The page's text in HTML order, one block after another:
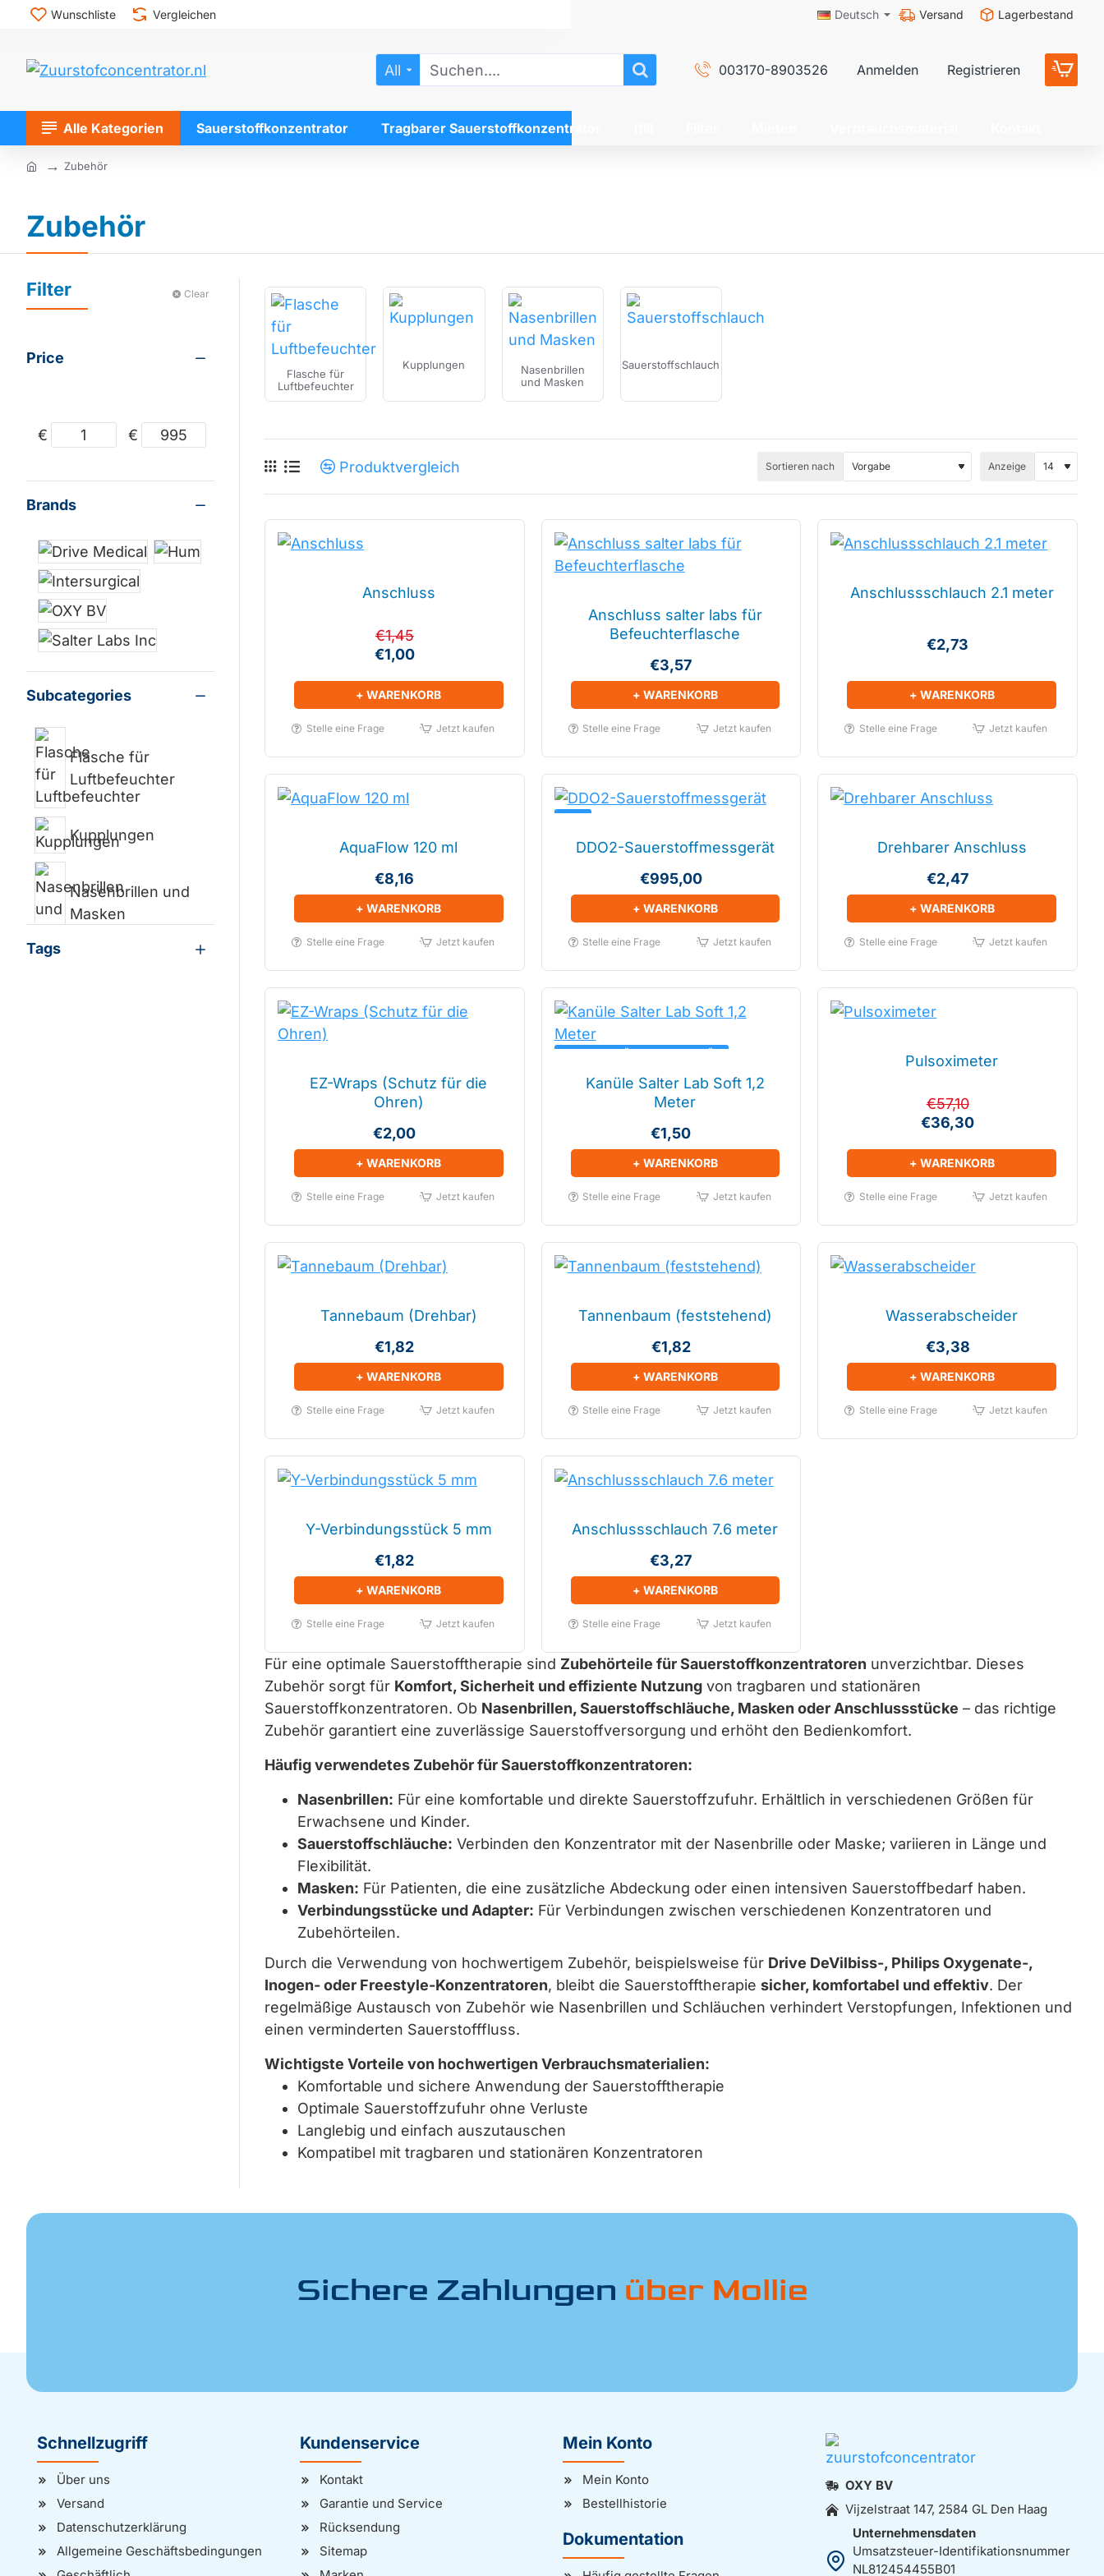
Wunschliste Vergleichen Deutsch Versand Lagerbestand
All
Suchen....
003170-8903526 Anmelden Registrieren
Alle Kategorien Sauerstoffkonzentrator Tragbarer Sauerstoffkonzentrator
Zubehör
Zubehör
Filter Clear
Price
€ €
Brands
Subcategories
Flasche für
Luftbefeuchter
Kupplungen
Nasenbrillen und
Masken
Tags
Für eine optimale Sauerstofftherapie sind Zubehörteile für Sauerstoffkonzentratoren unverzichtbar. Dieses
Zubehör sorgt für Komfort, Sicherheit und effiziente Nutzung von tragbaren und stationären
Sauerstoffkonzentratoren. Ob Nasenbrillen, Sauerstoffschläuche, Masken oder Anschlussstücke – das richtige
Zubehör garantiert eine zuverlässige Sauerstoffversorgung und erhöht den Bedienkomfort.
Häufig verwendetes Zubehör für Sauerstoffkonzentratoren:
Nasenbrillen: Für eine komfortable und direkte Sauerstoffzufuhr. Erhältlich in verschiedenen Größen für
Erwachsene und Kinder.
Sauerstoffschläuche: Verbinden den Konzentrator mit der Nasenbrille oder Maske; variieren in Länge und
Flexibilität.
Masken: Für Patienten, die eine zusätzliche Abdeckung oder einen intensiven Sauerstoffbedarf haben.
Verbindungsstücke und Adapter: Für Verbindungen zwischen verschiedenen Konzentratoren und
Zubehörteilen.
Durch die Verwendung von hochwertigem Zubehör, beispielsweise für Drive DeVilbiss-, Philips Oxygenate-,
Inogen- oder Freestyle-Konzentratoren, bleibt die Sauerstofftherapie sicher, komfortabel und effektiv. Der
regelmäßige Austausch von Zubehör wie Nasenbrillen und Schläuchen verhindert Verstopfungen, Infektionen und
einen verminderten Sauerstofffluss.
Wichtigste Vorteile von hochwertigen Verbrauchsmaterialien:
Komfortable und sichere Anwendung der Sauerstofftherapie
Optimale Sauerstoffzufuhr ohne Verluste
Langlebig und einfach auszutauschen
Kompatibel mit tragbaren und stationären Konzentratoren
Flasche für
Luftbefeuchter
Kupplungen
Nasenbrillen
und Masken
Sauerstoffschlauch
Produktvergleich Sortieren nach Anzeige
Anschluss
€1,00
€1,45
+ WARENKORB
Stelle eine Frage Jetzt kaufen
Anschluss salter labs für
Befeuchterflasche
€3,57
+ WARENKORB
Stelle eine Frage Jetzt kaufen
Anschlussschlauch 2.1 meter
€2,73
+ WARENKORB
Stelle eine Frage Jetzt kaufen
AquaFlow 120 ml
€8,16
+ WARENKORB
Stelle eine Frage Jetzt kaufen
DDO2-Sauerstoffmessgerät
€995,00
+ WARENKORB
Stelle eine Frage Jetzt kaufen
Drehbarer Anschluss
€2,47
+ WARENKORB
Stelle eine Frage Jetzt kaufen
EZ-Wraps (Schutz für die
Ohren)
€2,00
+ WARENKORB
Stelle eine Frage Jetzt kaufen
Kanüle Salter Lab Soft 1,2
Meter
€1,50
+ WARENKORB
Stelle eine Frage Jetzt kaufen
Pulsoximeter
€36,30
€57,10
+ WARENKORB
Stelle eine Frage Jetzt kaufen
Tannebaum (Drehbar)
€1,82
+ WARENKORB
Stelle eine Frage Jetzt kaufen
Tannenbaum (feststehend)
€1,82
+ WARENKORB
Stelle eine Frage Jetzt kaufen
Wasserabscheider
€3,38
+ WARENKORB
Stelle eine Frage Jetzt kaufen
Y-Verbindungsstück 5 mm
€1,82
+ WARENKORB
Stelle eine Frage Jetzt kaufen
Anschlussschlauch 7.6 meter
€3,27
+ WARENKORB
Stelle eine Frage Jetzt kaufen
Sichere Zahlungen über Mollie
Schnellzugriff
Über uns
Versand
Datenschutzerklärung
Allgemeine Geschäftsbedingungen
Kundenservice
Kontakt
Garantie und Service
Rücksendung
Sitemap
Mein Konto
Mein Konto
Bestellhistorie
Dokumentation
OXY BV
Vijzelstraat 147, 2584 GL Den Haag
Unternehmensdaten
Umsatzsteuer-Identifikationsnummer
NL812454455B01